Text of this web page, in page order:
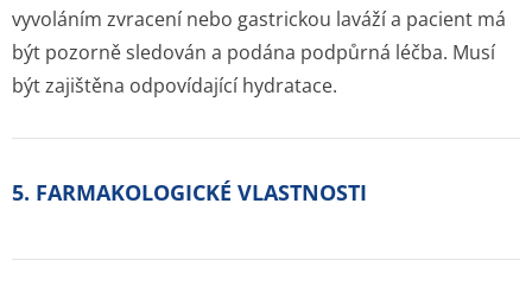
vyvoláním zvracení nebo gastrickou laváží a pacient má
být pozorně sledován a podána podpůrná léčba. Musí
být zajištěna odpovídající hydratace.
5. FARMAKOLOGICKÉ VLASTNOSTI